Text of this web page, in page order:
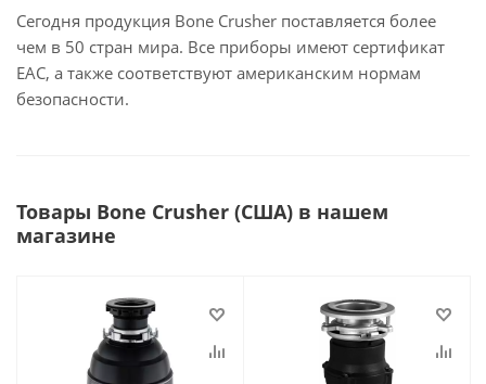
Сегодня продукция Bone Crusher поставляется более
чем в 50 стран мира. Все приборы имеют сертификат
EAC, а также соответствуют американским нормам
безопасности.
Товары Bone Crusher (США) в нашем
магазине